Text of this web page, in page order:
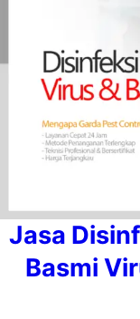
Jasa
Basmi